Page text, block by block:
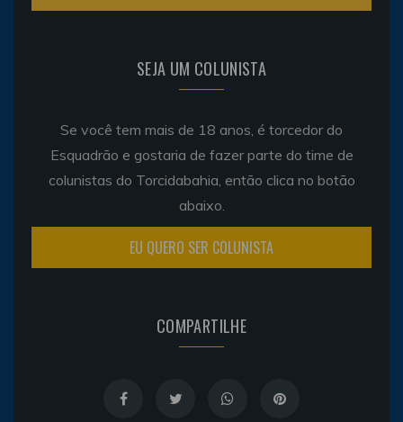
SEJA UM COLUNISTA
Se você tem mais de 18 anos, é torcedor do
Esquadrão e gostaria de fazer parte do time de
colunistas do Torcidabahia, então clica no botão
abaixo.
EU QUERO SER COLUNISTA
COMPARTILHE